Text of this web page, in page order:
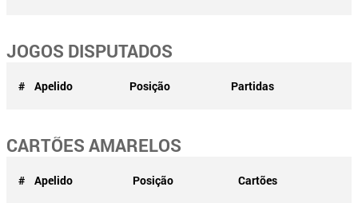
JOGOS DISPUTADOS
# Apelido Posição Partidas
CARTÕES AMARELOS
# Apelido Posição Cartões